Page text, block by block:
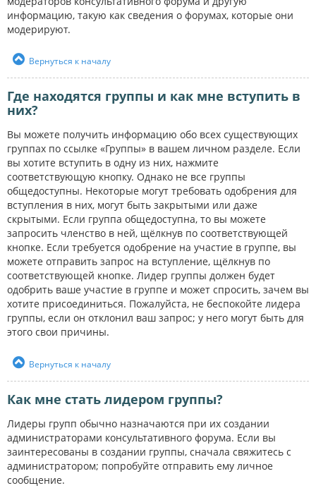
информацию, такую как сведения о форумах, которые они
модерируют.
Вернуться к началу
Где находятся группы и как мне вступить в
них?
Вы можете получить информацию обо всех существующих
группах по ссылке «Группы» в вашем личном разделе. Если
вы хотите вступить в одну из них, нажмите
соответствующую кнопку. Однако не все группы
общедоступны. Некоторые могут требовать одобрения для
вступления в них, могут быть закрытыми или даже
скрытыми. Если группа общедоступна, то вы можете
запросить членство в ней, щёлкнув по соответствующей
кнопке. Если требуется одобрение на участие в группе, вы
можете отправить запрос на вступление, щёлкнув по
соответствующей кнопке. Лидер группы должен будет
одобрить ваше участие в группе и может спросить, зачем вы
хотите присоединиться. Пожалуйста, не беспокойте лидера
группы, если он отклонил ваш запрос; у него могут быть для
этого свои причины.
Вернуться к началу
Как мне стать лидером группы?
Лидеры групп обычно назначаются при их создании
администраторами консультативного форума. Если вы
заинтересованы в создании группы, сначала свяжитесь с
администратором; попробуйте отправить ему личное
сообщение.